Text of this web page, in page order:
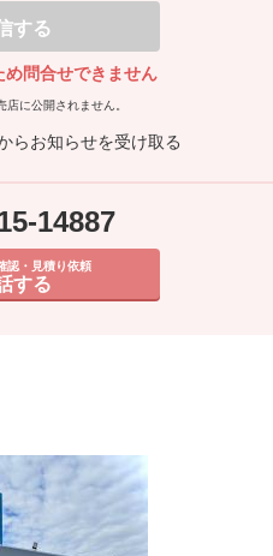
する
問合せできません
に公開されません。
らお知らせを受け取る
14887
認・見積り依頼
する